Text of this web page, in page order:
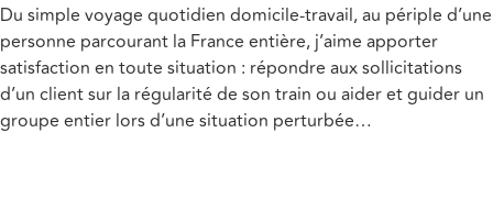
Du simple voyage quotidien domicile-travail, au périple d’une
personne parcourant la France entière, j’aime apporter
satisfaction en toute situation : répondre aux sollicitations
d’un client sur la régularité de son train ou aider et guider un
groupe entier lors d’une situation perturbée…